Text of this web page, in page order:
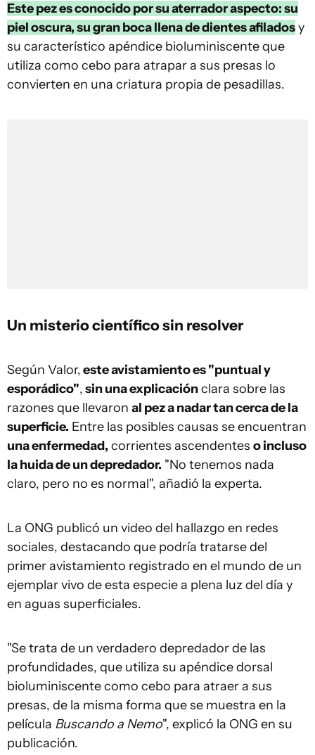
Este pez es conocido por su aterrador aspecto: su
piel oscura, su gran boca llena de dientes afiladosy
su característico apéndice bioluminiscente que
utiliza como cebo para atrapar a sus presas lo
convierten en una criatura propia de pesadillas.
Un misterio científico sin resolver
Según Valor,este avistamiento es "puntual y
esporádico",sin una explicaciónclara sobre las
razones que llevaron al pez a nadar tan cerca de la
superficie. Entre las posibles causas se encuentran
una enfermedad, corrientes ascendentes o incluso
la huida de un depredador. "No tenemos nada
claro, pero no es normal", añadió la experta.
La ONG publicó un video del hallazgo en redes
sociales, destacando que podría tratarse del
primer avistamiento registrado en el mundo de un
ejemplar vivo de esta especie a plena luz del día y
en aguas superficiales.
"Se trata de un verdadero depredador de las
profundidades, que utiliza su apéndice dorsal
bioluminiscente como cebo para atraer a sus
presas, de la misma forma que se muestra en la
película Buscando a Nemo", explicó la ONG en su
publicación.